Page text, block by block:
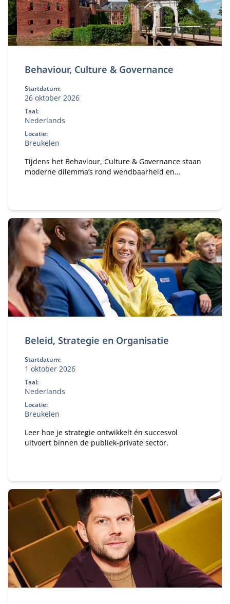
Behaviour, Culture & Governance
Startdatum:
26 oktober 2026
Taal:
Nederlands
Locatie:
Breukelen
Tijdens het Behaviour, Culture & Governance staan
moderne dilemma’s rond wendbaarheid en
Beleid, Strategie en Organisatie
Startdatum:
1 oktober 2026
Taal:
Nederlands
Locatie:
Breukelen
Leer hoe je strategie ontwikkelt én succesvol
uitvoert binnen de publiek-private sector.